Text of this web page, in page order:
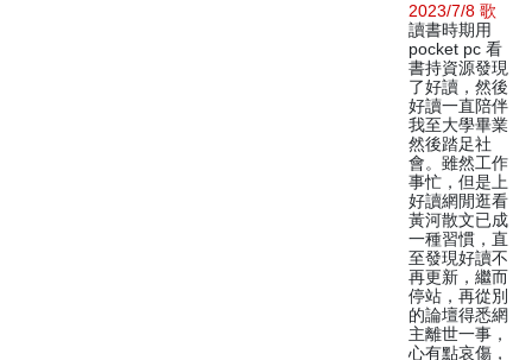
2023/7/8 歌
讀書時期用
pocket pc 看
書持資源發現
了好讀，然後
好讀一直陪伴
我至大學畢業
然後踏足社
會。雖然工作
事忙，但是上
好讀網閒逛看
黃河散文已成
一種習慣，直
至發現好讀不
再更新，繼而
停站，再從別
的論壇得悉網
主離世一事，
心有點哀傷，